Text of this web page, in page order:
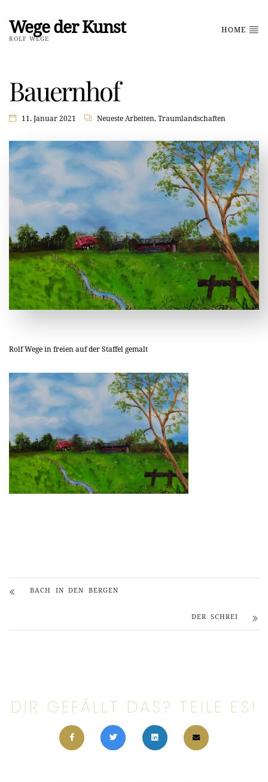
Wege der Kunst
ROLF WEGE
HOME
Bauernhof
11. Januar 2021 Neueste Arbeiten, Traumlandschaften
Rolf Wege in freien auf der Staffel gemalt
BACH IN DEN BERGEN
DER SCHREI
DIR GEFÄLLT DAS? TEILE ES!